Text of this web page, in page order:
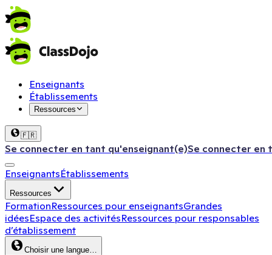
Enseignants
Établissements
Ressources
🇫🇷
Se connecter en tant qu'enseignant(e)Se connecter en
EnseignantsÉtablissements
Ressources
FormationRessources pour enseignantsGrandes
idéesEspace des activitésRessources pour responsables
d’établissement
Choisir une langue…